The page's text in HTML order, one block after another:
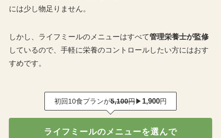
には少し物足りません。
しかし、ライフミールのメニューはすべて管理栄養士が監修
しているので、手軽に栄養のコントロールしたい方にはおす
すめです。
初回10食プランが5,100円 ▶ 1,900円
ライフミールのメニューを選んで